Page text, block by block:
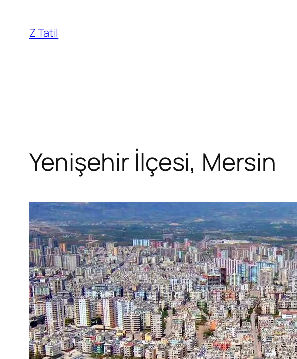
Z Tatil
Yenişehir İlçesi, Mersin